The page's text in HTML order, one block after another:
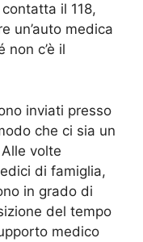
il 118,
un’auto medica
non c’è il
inviati presso
che ci sia un
volte
di famiglia,
in grado di
del tempo
medico